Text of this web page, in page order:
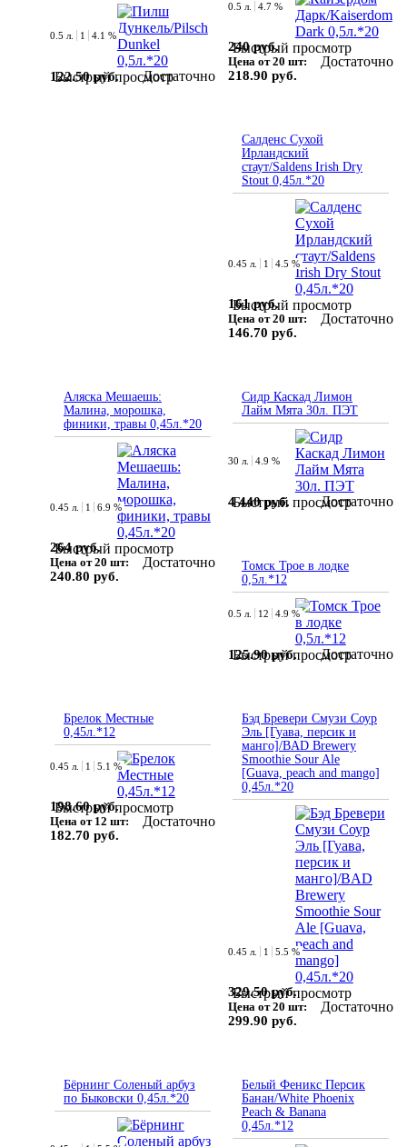
Быстрый просмотр
0.5 л. 1 4.1 %
122.50 руб. Достаточно
Быстрый просмотр
0.5 л. 4.7 %
240 руб.
Цена от 20 шт:
218.90 руб.
Достаточно
Салденс Сухой
Ирландский
стаут/Saldens Irish Dry
Stout 0,45л.*20
Быстрый просмотр
0.45 л. 1 4.5 %
161 руб.
Цена от 20 шт:
146.70 руб.
Достаточно
Аляска Мешаешь:
Малина, морошка,
финики, травы 0,45л.*20
Быстрый просмотр
0.45 л. 1 6.9 %
264 руб.
Цена от 20 шт:
240.80 руб.
Достаточно
Сидр Каскад Лимон
Лайм Мята 30л. ПЭТ
Быстрый просмотр
30 л. 4.9 %
4 440 руб. Достаточно
Томск Трое в лодке
0,5л.*12
Быстрый просмотр
0.5 л. 12 4.9 %
125.90 руб. Достаточно
Брелок Местные
0,45л.*12
Быстрый просмотр
0.45 л. 1 5.1 %
198.60 руб.
Цена от 12 шт:
182.70 руб.
Достаточно
Бэд Бревери Смузи Соур
Эль [Гуава, персик и
манго]/BAD Brewery
Smoothie Sour Ale
[Guava, peach and mango]
0,45л.*20
Быстрый просмотр
0.45 л. 1 5.5 %
329.50 руб.
Цена от 20 шт:
299.90 руб.
Достаточно
Бёрнинг Соленый арбуз
по Быковски 0,45л.*20
Белый Феникс Персик
Банан/White Phoenix
Peach & Banana
0,45л.*12